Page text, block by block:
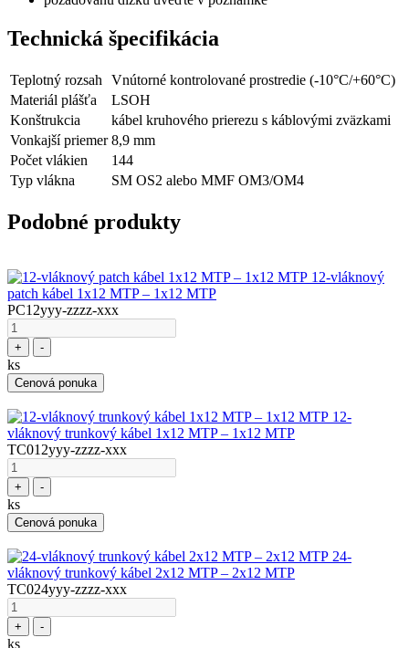
Technická špecifikácia
Teplotný rozsah
Vnútorné kontrolované prostredie (-10°C/+60°C)
Materiál plášťa
LSOH
Konštrukcia
kábel kruhového prierezu s káblovými zväzkami
Vonkajší priemer 8,9 mm
Počet vlákien
144
Typ vlákna
SM OS2 alebo MMF OM3/OM4
Podobné produkty
12-vláknový
patch kábel 1x12 MTP – 1x12 MTP
PC12yyy-zzzz-xxx
+ -
ks
Cenová ponuka
12-
vláknový trunkový kábel 1x12 MTP – 1x12 MTP
TC012yyy-zzzz-xxx
+ -
ks
Cenová ponuka
24-
vláknový trunkový kábel 2x12 MTP – 2x12 MTP
TC024yyy-zzzz-xxx
+ -
ks